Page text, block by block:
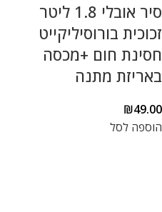
סיר אובלי 1.8 ליטר
זכוכית בורוסיליקייט
חסינת חום +מכסה
באריזת מתנה
₪49.00
הוספה לסל